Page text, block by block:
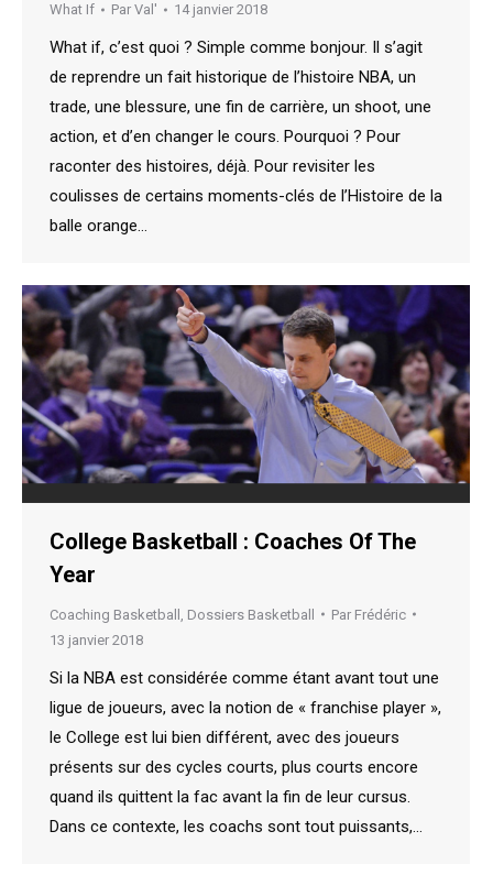
What If Par Val' 14 janvier 2018
What if, c’est quoi ? Simple comme bonjour. Il s’agit
de reprendre un fait historique de l’histoire NBA, un
trade, une blessure, une fin de carrière, un shoot, une
action, et d’en changer le cours. Pourquoi ? Pour
raconter des histoires, déjà. Pour revisiter les
coulisses de certains moments-clés de l’Histoire de la
balle orange…
College Basketball : Coaches Of The
Year
Coaching Basketball Dossiers Basketball Par Frédéric
13 janvier 2018
Si la NBA est considérée comme étant avant tout une
ligue de joueurs, avec la notion de « franchise player »,
le College est lui bien différent, avec des joueurs
présents sur des cycles courts, plus courts encore
quand ils quittent la fac avant la fin de leur cursus.
Dans ce contexte, les coachs sont tout puissants,…